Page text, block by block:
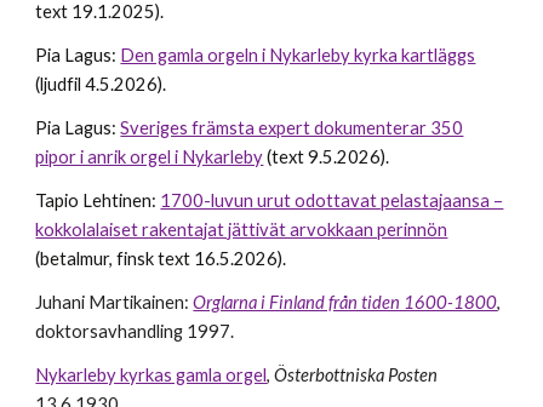
text 19.1.2025).
Pia Lagus: Den gamla orgeln i Nykarleby kyrka kartläggs
(ljudfil 4.5.2026).
Pia Lagus:Sveriges främsta expert dokumenterar 350
pipor i anrik orgel i Nykarleby(text 9.5.2026).
Tapio Lehtinen: 1700-luvun urut odottavat pelastajaansa –
kokkolalaiset rakentajat jättivät arvokkaan perinnön
(betalmur, finsk text 16.5.2026).
Juhani Martikainen: Orglarna i Finland från tiden 1600-1800,
doktorsavhandling 1997.
Nykarleby kyrkas gamla orgel,Österbottniska Posten